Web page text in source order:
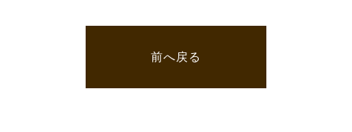
前へ戻る